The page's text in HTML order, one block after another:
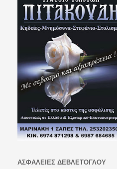
ΑΣΦΑΛΕΙΕΣ ΔΕΒΛΕΤΟΓΛΟΥ